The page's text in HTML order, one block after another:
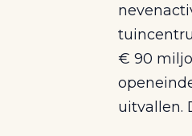
€ 90
uitvallen.